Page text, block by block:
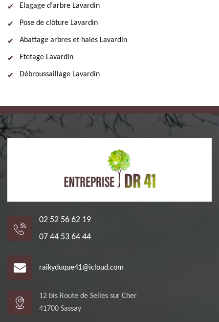
Elagage d'arbre Lavardin
Pose de clôture Lavardin
Abattage arbres et haies Lavardin
Etetage Lavardin
Débroussaillage Lavardin
02 52 56 62 19
07 44 53 64 44
raikyduque41@icloud.com
12 bis Route de Selles sur Cher
41700 Sassay